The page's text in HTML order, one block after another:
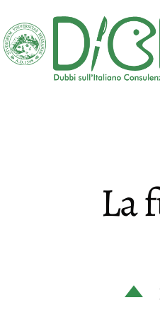
al
contenuto
La
D